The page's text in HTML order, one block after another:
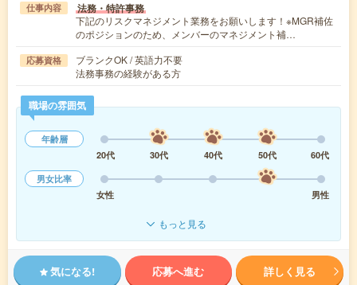
仕事内容 法務・特許事務
下記のリスクマネジメント業務をお願いします！※MGR補佐
のポジションのため、メンバーのマネジメント補…
応募資格
ブランクOK / 英語力不要
法務事務の経験がある方
職場の雰囲気
年齢層
20代
30代 40代 50代
60代
男女比率
女性
男性
もっと見る
気になる! 応募へ進む 詳しく見る